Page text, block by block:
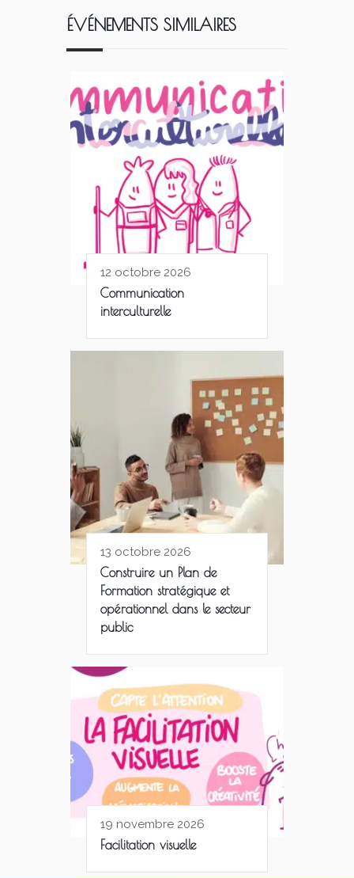
ÉVÉNEMENTS SIMILAIRES
12 octobre 2026
Communication
interculturelle
13 octobre 2026
Construire un Plan de
Formation stratégique et
opérationnel dans le secteur
public
19 novembre 2026
Facilitation visuelle